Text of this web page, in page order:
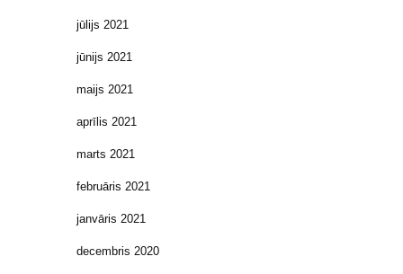
jūlijs 2021
jūnijs 2021
maijs 2021
aprīlis 2021
marts 2021
februāris 2021
janvāris 2021
decembris 2020